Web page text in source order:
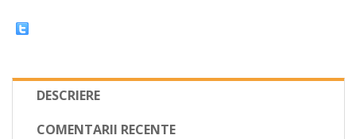
DESCRIERE
COMENTARII RECENTE